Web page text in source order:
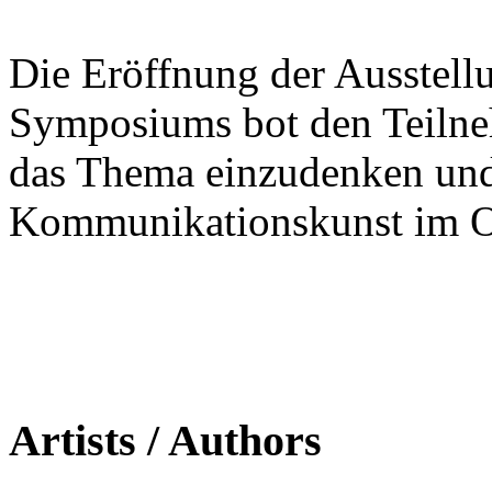
Die Eröffnung der
Symposiums bot den
das Thema einzudenken
Kommunikationskunst im
Artists / Authors